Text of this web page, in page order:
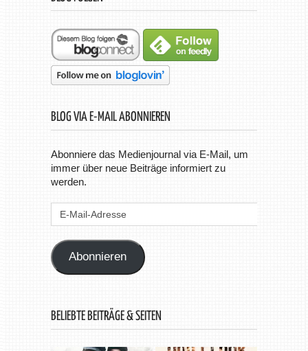
BLOG VIA E-MAIL ABONNIEREN
Abonniere das Medienjournal via E-Mail, um
immer über neue Beiträge informiert zu
werden.
Abonnieren
BELIEBTE BEITRÄGE & SEITEN